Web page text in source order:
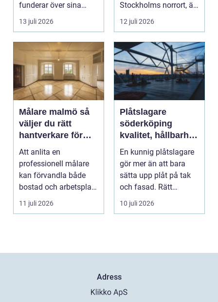
funderar över sina
tänder, men skjuter
upp att gör...
13 juli 2026
Stockholms norrort, är
b...
12 juli 2026
Målare malmö så
väljer du rätt
hantverkare för
hem och företag
Att anlita en
professionell målare
kan förvandla både
bostad och arbetsplats
på kort tid. Färger, yt...
11 juli 2026
Plåtslagare
söderköping
kvalitet, hållbarhet
och tryggt
takarbete
En kunnig plåtslagare
gör mer än att bara
sätta upp plåt på tak
och fasad. Rätt
plåtarbeten skyddar ...
10 juli 2026
Adress